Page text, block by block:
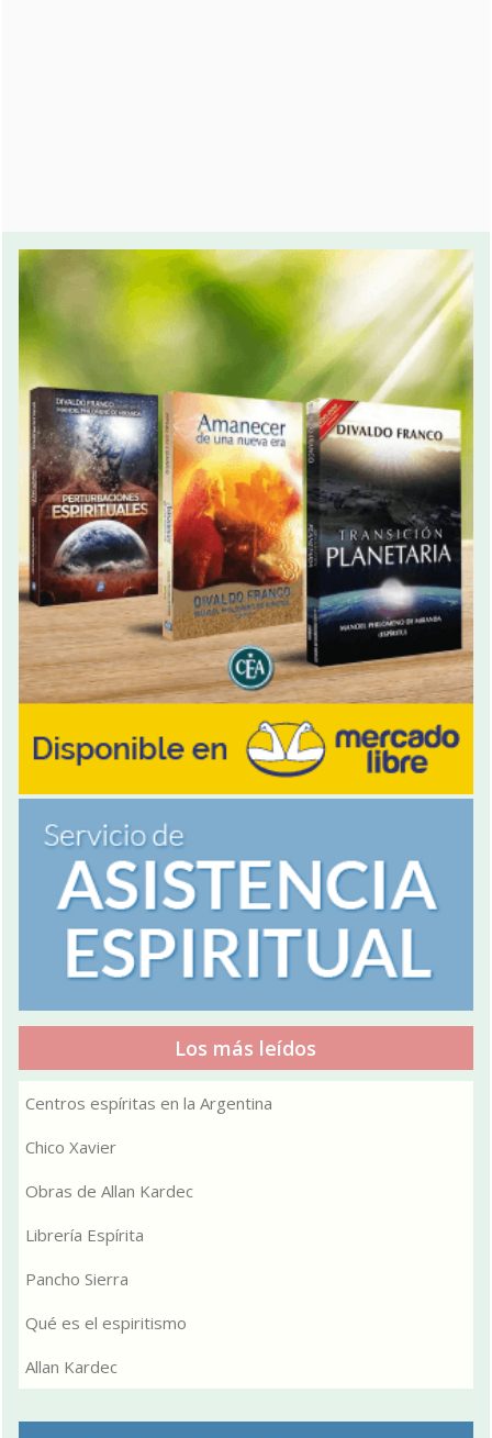
Los más leídos
Centros espíritas en la Argentina
Chico Xavier
Obras de Allan Kardec
Librería Espírita
Pancho Sierra
Qué es el espiritismo
Allan Kardec